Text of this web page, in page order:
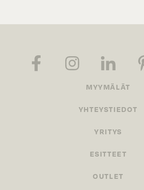
MYYMÄLÄT
YHTEYSTIEDOT
YRITYS
ESITTEET
OUTLET